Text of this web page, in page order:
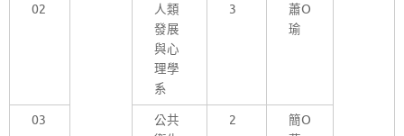
02
人類
發展
與心
理學
系
3
蕭O
瑜
03
公共
2
簡O